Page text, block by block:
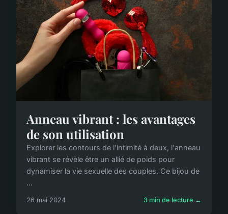
Anneau vibrant : les avantages
de son utilisation
Explorer les contours de l'intimité à deux, l'anneau
vibrant se révèle être un allié de poids pour
dynamiser la vie sexuelle des couples. Ce bijou de
...
26 mai 2024 3 min de lecture →